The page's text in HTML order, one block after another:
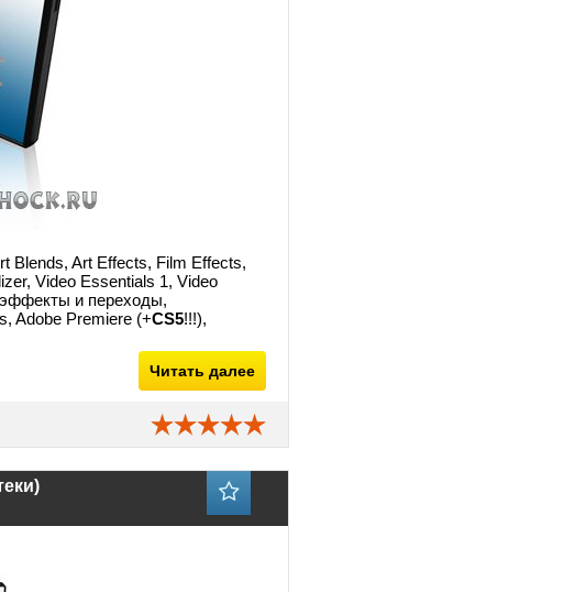
Blends, Art Effects, Film Effects,
Video Essentials 1, Video
и переходы,
Adobe Premiere (+CS5!!!),
Читать далее